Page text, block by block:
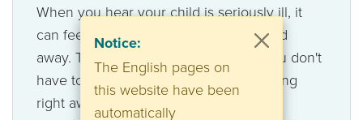
Notice:
The English pages on
this website have been
automatically
When you hear your child is seriously ill, it
can feel like the ground has just slipped
away. There's a lot to deal with, and you don't
have to know or be able to do everything
right away. On this page, you'll find an